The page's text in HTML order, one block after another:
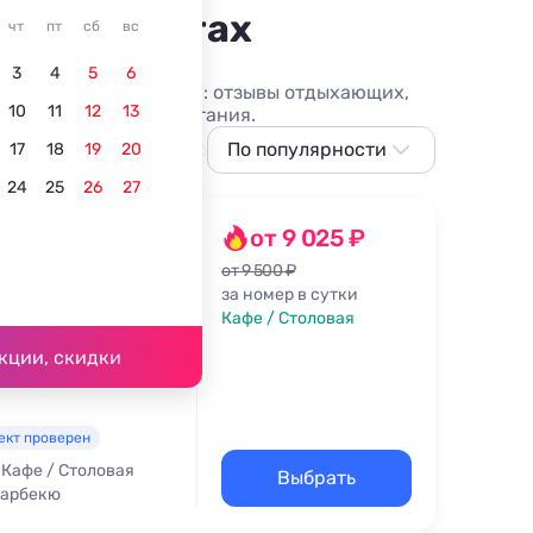
чт пт сб вс
3 4 5
6
10 11 12
13
17 18 19
20
24 25 26
27
скидки
курортах
без посредников: отзывы отдыхающих,
вариантами питания.
Для пенсионеров Для детей
По популярности
Сначала дешевле
Сначала дороже
Ближе к центру
- 850 м
проверен
Кафе / Столовая
от 9 025 ₽
от 9 500 ₽
за номер в сутки
Кафе / Столовая
Выбрать